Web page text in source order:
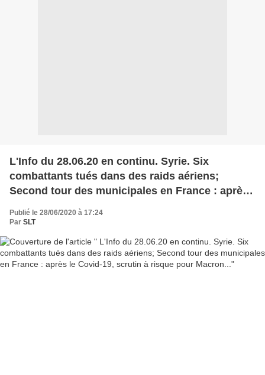
L'Info du 28.06.20 en continu. Syrie. Six
combattants tués dans des raids aériens;
Second tour des municipales en France : après
Publié le 28/06/2020 à 17:24
Par SLT